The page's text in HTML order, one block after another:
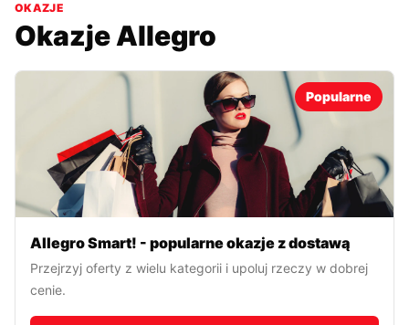
OKAZJE
OkazjeAllegro
Popularne
Allegro Smart! - popularne okazje z dostawą
Przejrzyj oferty z wielu kategorii i upoluj rzeczy w dobrej
cenie.